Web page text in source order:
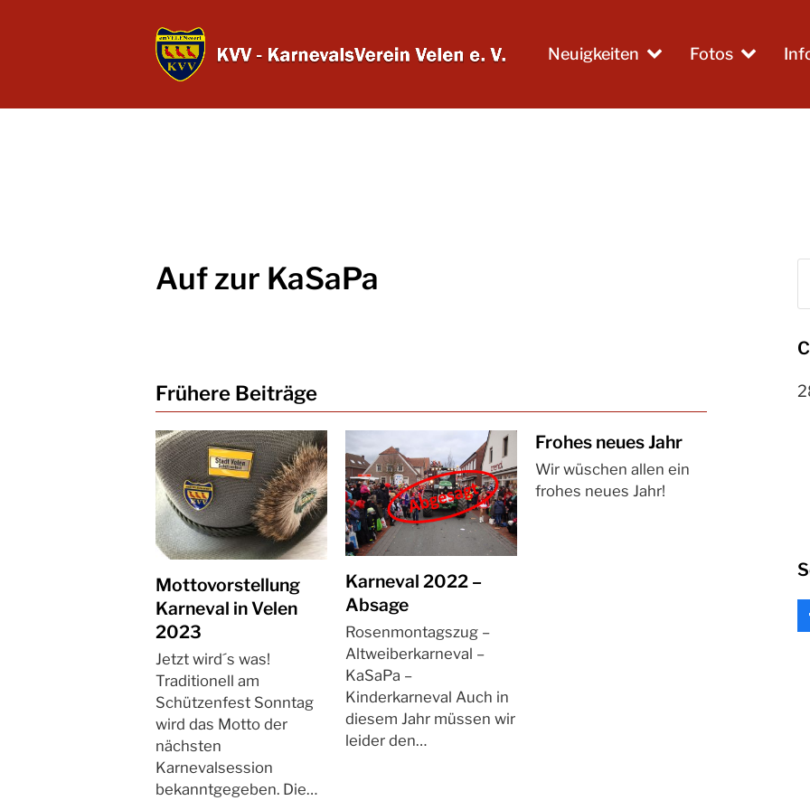
Neuigkeiten Fotos
Auf zur KaSaPa
Frühere Beiträge
Mottovorstellung
Karneval in Velen
2023
Jetzt wird´s was!
Traditionell am
Schützenfest Sonntag
wird das Motto der
nächsten
Karnevalsession
bekanntgegeben. Die…
Karneval 2022 –
Absage
Rosenmontagszug –
Altweiberkarneval –
KaSaPa –
Kinderkarneval Auch in
diesem Jahr müssen wir
leider den…
Frohes neues Jahr
Wir wüschen allen ein
frohes neues Jahr!